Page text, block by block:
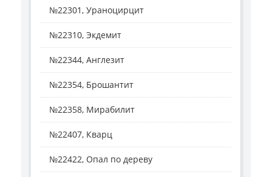
№22301, Ураноцирцит
№22310, Экдемит
№22344, Англезит
№22354, Брошантит
№22358, Мирабилит
№22407, Кварц
№22422, Опал по дереву